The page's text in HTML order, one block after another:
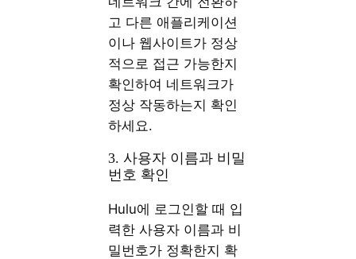
고 다른 애플리케이션
이나 웹사이트가 정상
적으로 접근 가능한지
확인하여 네트워크가
정상 작동하는지 확인
하세요.
3. 사용자 이름과 비밀
번호 확인
Hulu에 로그인할 때 입
력한 사용자 이름과 비
밀번호가 정확한지 확